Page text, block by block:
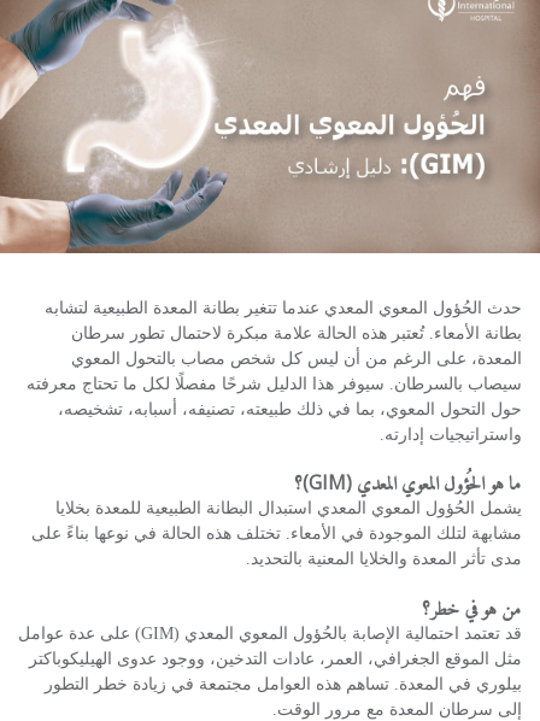
حدث الحُؤول المعوي المعدي عندما تتغير بطانة المعدة الطبيعية لتشابه
بطانة الأمعاء. تُعتبر هذه الحالة علامة مبكرة لاحتمال تطور سرطان
المعدة، على الرغم من أن ليس كل شخص مصاب بالتحول المعوي
سيصاب بالسرطان. سيوفر هذا الدليل شرحًا مفصلًا لكل ما تحتاج معرفته
حول التحول المعوي، بما في ذلك طبيعته، تصنيفه، أسبابه، تشخيصه،
واستراتيجيات إدارته.
ما هو الحُؤول المعوي المعدي (GIM)؟
يشمل الحُؤول المعوي المعدي استبدال البطانة الطبيعية للمعدة بخلايا
مشابهة لتلك الموجودة في الأمعاء. تختلف هذه الحالة في نوعها بناءً على
مدى تأثر المعدة والخلايا المعنية بالتحديد.
من هو في خطر؟
قد تعتمد احتمالية الإصابة بالحُؤول المعوي المعدي (GIM) على عدة عوامل
مثل الموقع الجغرافي، العمر، عادات التدخين، ووجود عدوى الهيليكوباكتر
بيلوري في المعدة. تساهم هذه العوامل مجتمعة في زيادة خطر التطور
إلى سرطان المعدة مع مرور الوقت.